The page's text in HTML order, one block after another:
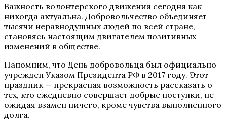
Важность волонтерского движения сегодня как
никогда актуальна. Добровольчество объединяет
тысячи неравнодушных людей по всей стране,
становясь настоящим двигателем позитивных
изменений в обществе.
Напомним, что День добровольца был официально
учрежден Указом Президента РФ в 2017 году. Этот
праздник — прекрасная возможность рассказать о
тех, кто ежедневно совершает добрые поступки, не
ожидая взамен ничего, кроме чувства выполненного
долга.